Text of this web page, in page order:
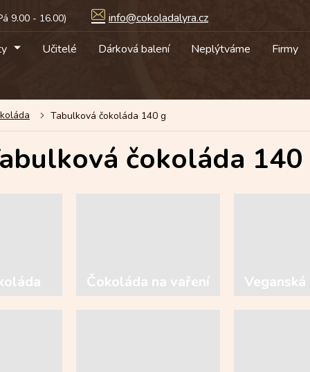
info@cokoladalyra.cz
Učitelé Dárková balení Neplýtváme Firmy
Tabulková čokoláda 140 g
čokoláda 140
Čokoláda na vaření